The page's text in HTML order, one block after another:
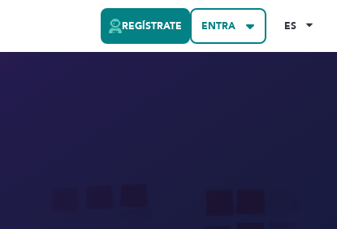
REGÍSTRATE ENTRA ES